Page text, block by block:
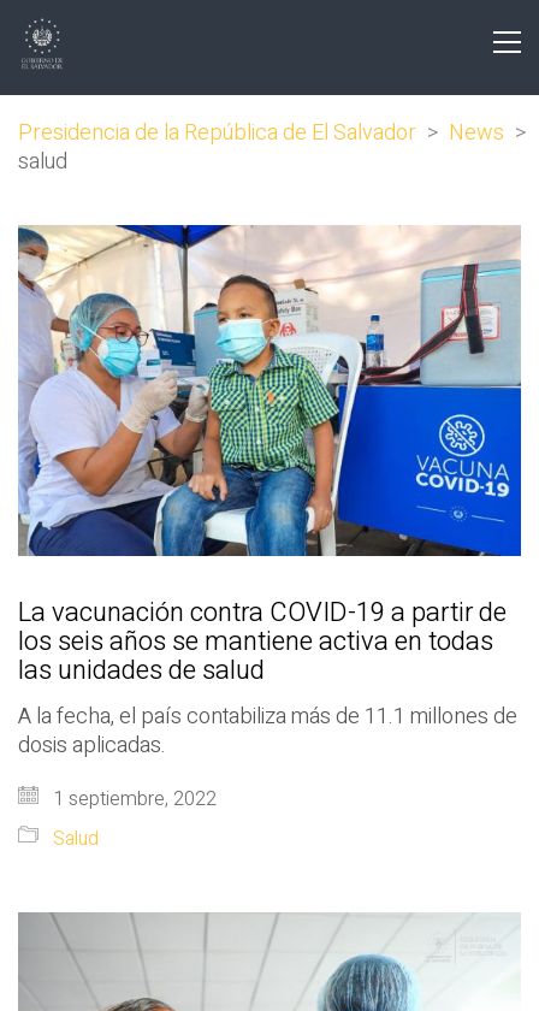
Presidencia de la República de El Salvador > News >
salud
La vacunación contra COVID-19 a partir de
los seis años se mantiene activa en todas
las unidades de salud
A la fecha, el país contabiliza más de 11.1 millones de
dosis aplicadas.
1 septiembre, 2022
Salud